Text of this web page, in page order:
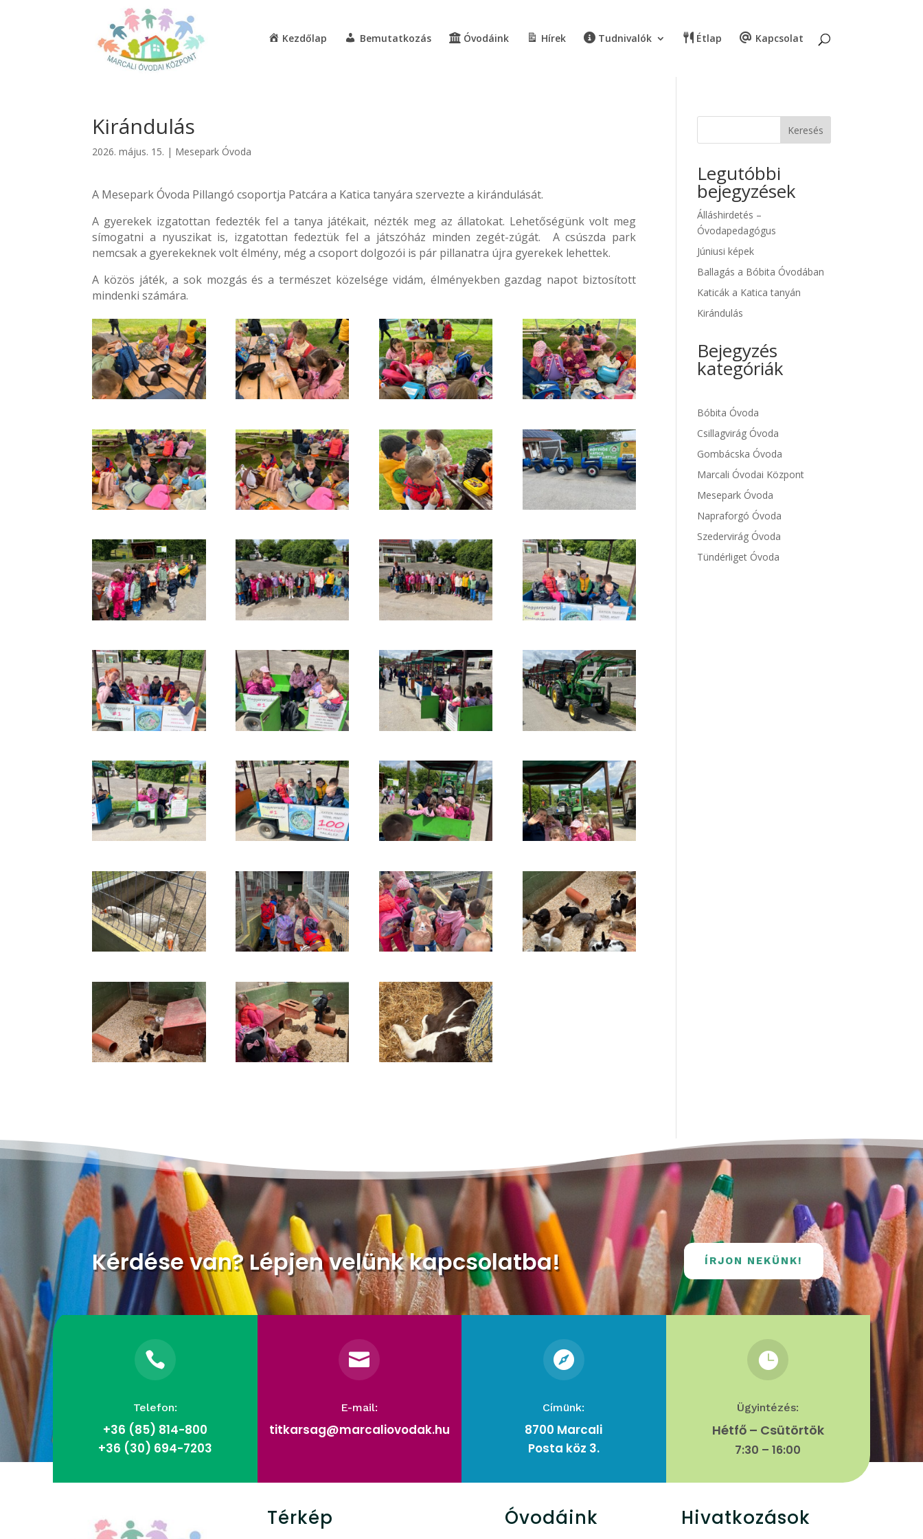
Kezdőlap Bemutatkozás Óvodáink Hírek Tudnivalók Étlap Kapcsolat
Kirándulás
2026. május. 15. | Mesepark Óvoda
A Mesepark Óvoda Pillangó csoportja Patcára a Katica tanyára szervezte a kirándulását.
A gyerekek izgatottan fedezték fel a tanya játékait, nézték meg az állatokat. Lehetőségünk volt meg
símogatni a nyuszikat is, izgatottan fedeztük fel a játszóház minden zegét-zúgát. A csúszda park
nemcsak a gyerekeknek volt élmény, még a csoport dolgozói is pár pillanatra újra gyerekek lehettek.
A közös játék, a sok mozgás és a természet közelsége vidám, élményekben gazdag napot biztosított
mindenki számára.
Keresés
Legutóbbi
bejegyzések
Álláshirdetés –
Óvodapedagógus
Júniusi képek
Ballagás a Bóbita Óvodában
Katicák a Katica tanyán
Kirándulás
Bejegyzés
kategóriák
Bóbita Óvoda
Csillagvirág Óvoda
Gombácska Óvoda
Marcali Óvodai Központ
Mesepark Óvoda
Napraforgó Óvoda
Szedervirág Óvoda
Tündérliget Óvoda
Kérdése van? Lépjen velünk kapcsolatba! ÍRJON NEKÜNK!

Telefon:
+36 (85) 814-800
+36 (30) 694-7203

E-mail:
titkarsag@marcaliovodak.hu

Címünk:
8700 Marcali
Posta köz 3.

Ügyintézés:
Hétfő – Csütörtök
7:30 – 16:00
Térkép Óvodáink Hivatkozások